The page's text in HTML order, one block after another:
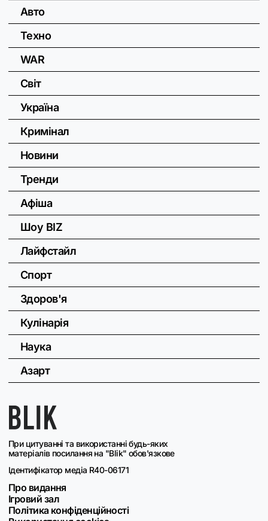
При цитуванні та використанні будь-яких
матеріалів посилання на "Blik" обов'язкове
Ідентифікатор медіа R40-06171
Про видання
Ігровий зал
Політика конфіденційності
Авто
Техно
WAR
Світ
Україна
Кримінал
Новини
Тренди
Афіша
Шоу BIZ
Лайфстайл
Спорт
Здоров'я
Кулінарія
Наука
Азарт